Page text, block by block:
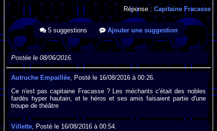
Réponse : Capitaine Fracasse
5 suggestions Ajouter une suggestion
Postée le 08/06/2016.
Autruche Empaillée , Posté le 16/08/2016 à 00:26.
Ce n'est pas capitaine Fracasse ? Les méchants c'était des nobles
fardés hyper hautain, et le héros et ses amis faisaient partie d'une
troupe de théâtre
Villette, Posté le 16/08/2016 à 00:54.